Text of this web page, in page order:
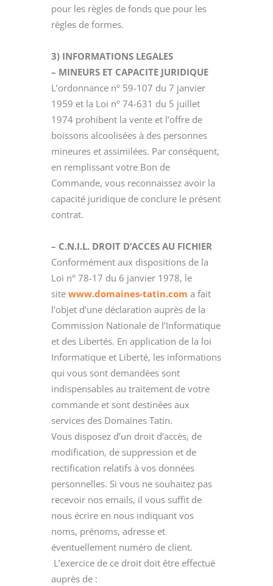
pour les règles de fonds que pour les
règles de formes.
3) INFORMATIONS LEGALES
– MINEURS ET CAPACITE JURIDIQUE
L’ordonnance n° 59-107 du 7 janvier
1959 et la Loi n° 74-631 du 5 juillet
1974 prohibent la vente et l’offre de
boissons alcoolisées à des personnes
mineures et assimilées. Par conséquent,
en remplissant votre Bon de
Commande, vous reconnaissez avoir la
capacité juridique de conclure le présent
contrat.
– C.N.I.L. DROIT D’ACCES AU FICHIER
Conformément aux dispositions de la
Loi n° 78-17 du 6 janvier 1978, le
site www.domaines-tatin.com a fait
l’objet d’une déclaration auprès de la
Commission Nationale de l’Informatique
et des Libertés. En application de la loi
Informatique et Liberté, les informations
qui vous sont demandées sont
indispensables au traitement de votre
commande et sont destinées aux
services des Domaines Tatin.
Vous disposez d’un droit d’accès, de
modification, de suppression et de
rectification relatifs à vos données
personnelles. Si vous ne souhaitez pas
recevoir nos emails, il vous suffit de
nous écrire en nous indiquant vos
noms, prénoms, adresse et
éventuellement numéro de client.
L’exercice de ce droit doit être effectué
auprès de :